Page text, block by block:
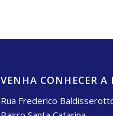
VENHA CONHECER A
Rua Frederico